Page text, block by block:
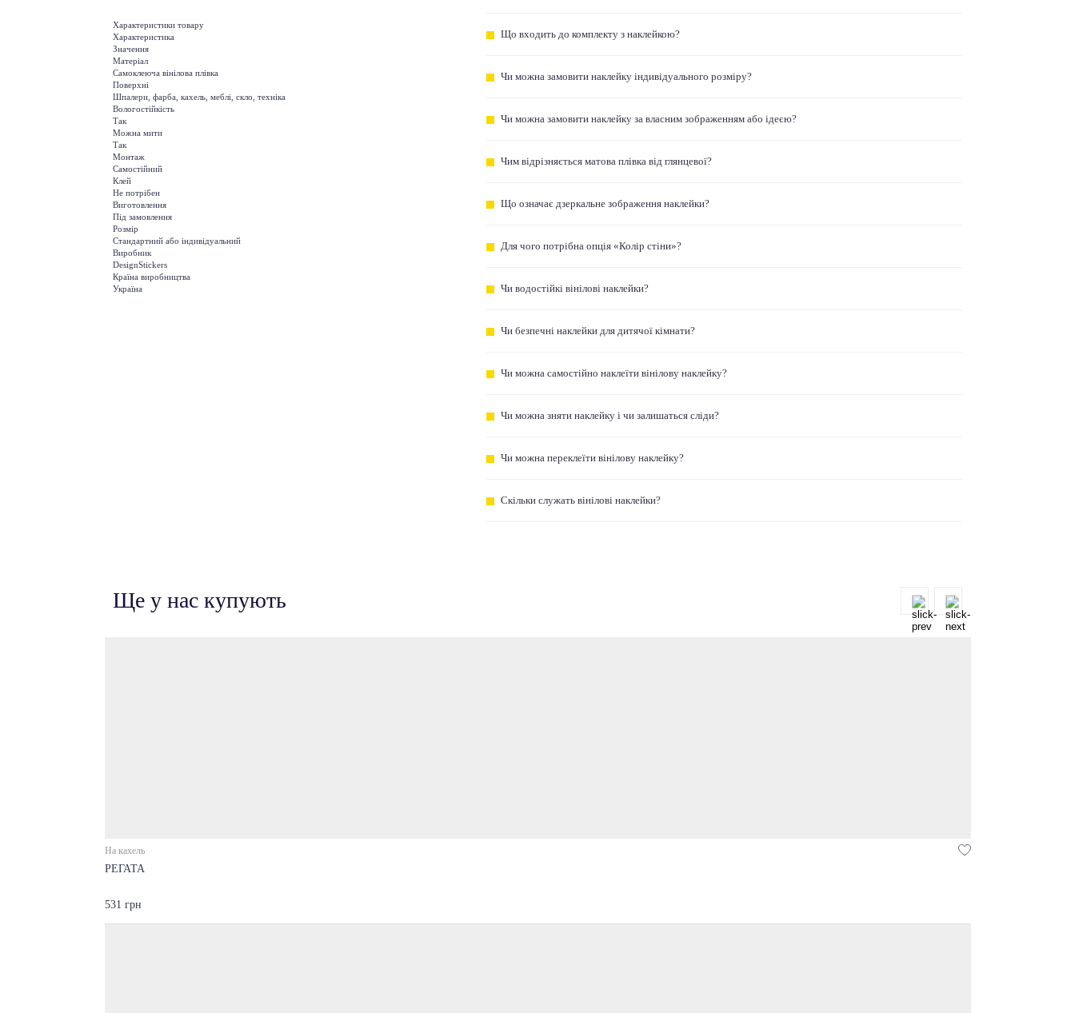
Характеристики товару
Характеристика
Значення
Матеріал
Самоклеюча вінілова плівка
Поверхні
Шпалери, фарба, кахель, меблі, скло, техніка
Вологостійкість
Так
Можна мити
Так
Монтаж
Самостійний
Клей
Не потрібен
Виготовлення
Під замовлення
Розмір
Стандартний або індивідуальний
Виробник
DesignStickers
Країна виробництва
Україна
Що входить до комплекту з наклейкою?
Чи можна замовити наклейку індивідуального розміру?
Чи можна замовити наклейку за власним зображенням або ідеєю?
Чим відрізняється матова плівка від глянцевої?
Що означає дзеркальне зображення наклейки?
Для чого потрібна опція «Колір стіни»?
Чи водостійкі вінілові наклейки?
Чи безпечні наклейки для дитячої кімнати?
Чи можна самостійно наклеїти вінілову наклейку?
Чи можна зняти наклейку і чи залишаться сліди?
Чи можна переклеїти вінілову наклейку?
Скільки служать вінілові наклейки?
Ще у нас купують
На кахель
РЕГАТА
531 грн